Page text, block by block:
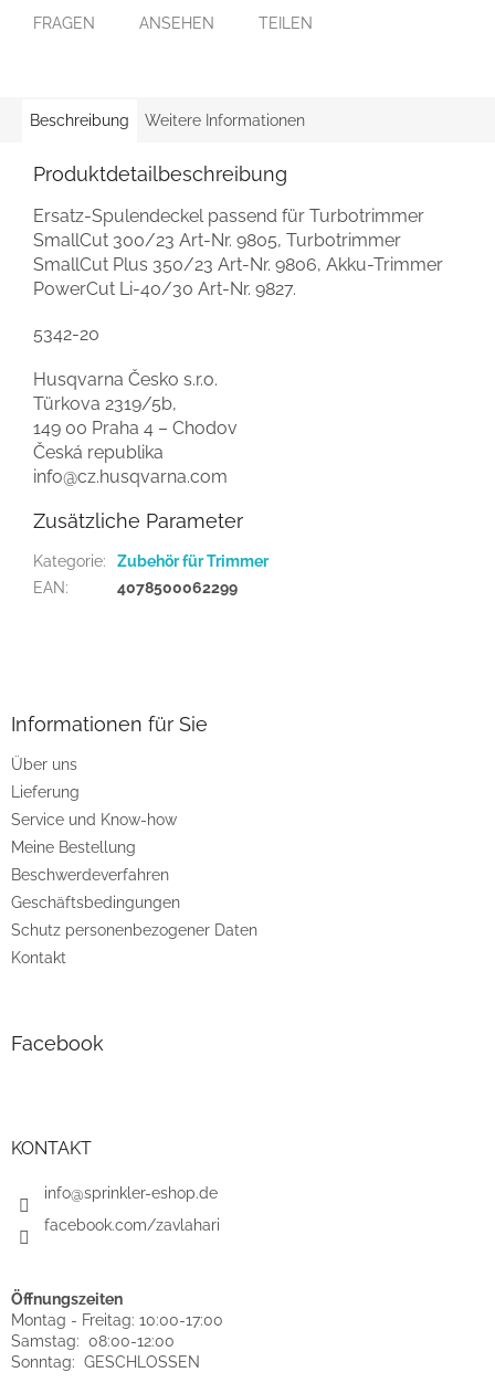
FRAGEN ANSEHEN TEILEN
Beschreibung Weitere Informationen
Produktdetailbeschreibung
Ersatz-Spulendeckel passend für Turbotrimmer
SmallCut 300/23 Art-Nr. 9805, Turbotrimmer
SmallCut Plus 350/23 Art-Nr. 9806, Akku-Trimmer
PowerCut Li-40/30 Art-Nr. 9827.
5342-20
Husqvarna Česko s.r.o.
Türkova 2319/5b,
149 00 Praha 4 – Chodov
Česká republika
info@cz.husqvarna.com
Zusätzliche Parameter
Kategorie:
Zubehör für Trimmer
EAN: 4078500062299
e
Informationen für Sie
Über uns
Lieferung
Service und Know-how
Meine Bestellung
Beschwerdeverfahren
Geschäftsbedingungen
Schutz personenbezogener Daten
Kontakt
Facebook
KONTAKT
info@sprinkler-eshop.de
facebook.com/zavlahari
Öffnungszeiten
Montag - Freitag: 10:00-17:00
Samstag: 08:00-12:00
Sonntag: GESCHLOSSEN